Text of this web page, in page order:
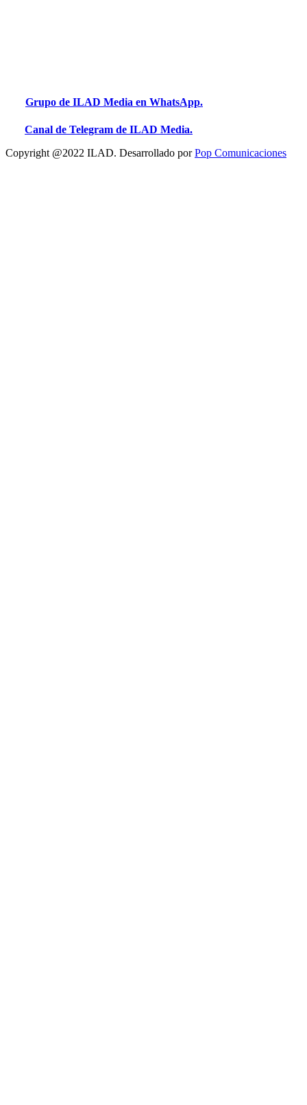
Grupo de ILAD Media en WhatsApp.
Canal de Telegram de ILAD Media.
Copyright @2022 ILAD. Desarrollado porPop Comunicaciones